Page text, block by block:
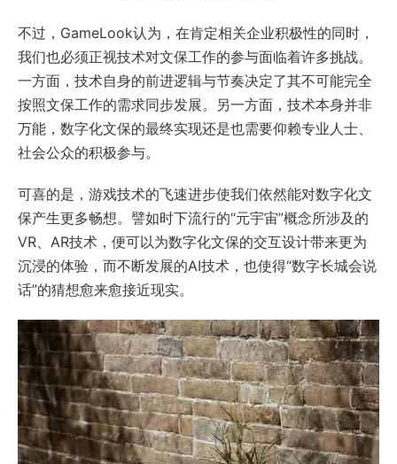
不过，GameLook认为，在肯定相关企业积极性的同时，
我们也必须正视技术对文保工作的参与面临着许多挑战。
一方面，技术自身的前进逻辑与节奏决定了其不可能完全
按照文保工作的需求同步发展。另一方面，技术本身并非
万能，数字化文保的最终实现还是也需要仰赖专业人士、
社会公众的积极参与。
可喜的是，游戏技术的飞速进步使我们依然能对数字化文
保产生更多畅想。譬如时下流行的“元宇宙”概念所涉及的
VR、AR技术，便可以为数字化文保的交互设计带来更为
沉浸的体验，而不断发展的AI技术，也使得“数字长城会说
话”的猜想愈来愈接近现实。